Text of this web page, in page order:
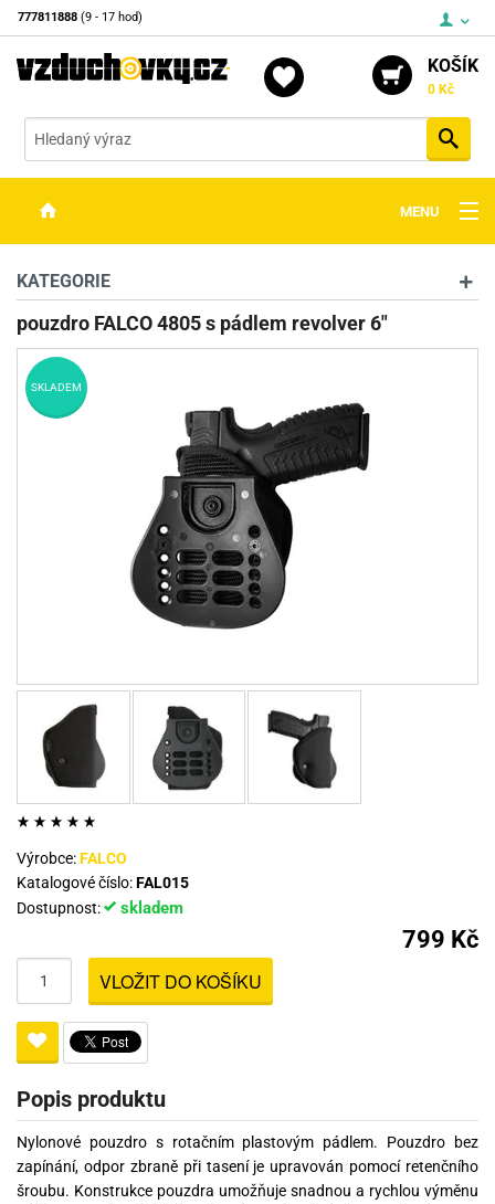
777811888 (9 - 17 hod)
KOŠÍK
0 Kč
MENU
OPTIKA
STŘELIVO
PŘÍSLUŠENSTVÍ
KATEGORIE
pouzdro FALCO 4805 s pádlem revolver 6"
SKLADEM
Výrobce:FALCO
Katalogové číslo:FAL015
Dostupnost:
skladem
799 Kč
VLOŽIT DO KOŠÍKU
Popis produktu
Nylonové pouzdro s rotačním plastovým pádlem. Pouzdro bez
zapínání, odpor zbraně při tasení je upravován pomocí retenčního
šroubu. Konstrukce pouzdra umožňuje snadnou a rychlou výměnu